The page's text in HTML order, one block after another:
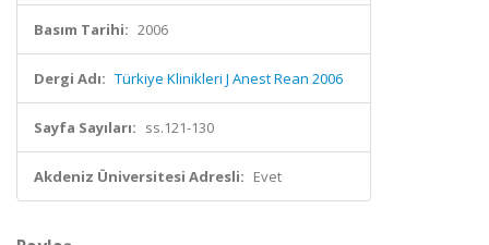
Basım Tarihi: 2006
Dergi Adı: Türkiye Klinikleri J Anest Rean 2006
Sayfa Sayıları: ss.121-130
Akdeniz Üniversitesi Adresli: Evet